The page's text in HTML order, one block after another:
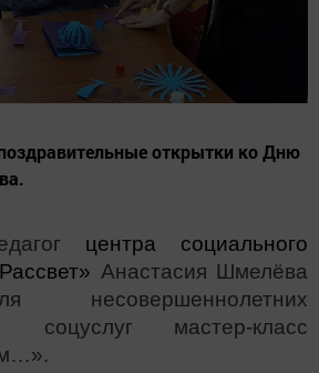
открытки ко Дню
центра социального
Анастасия Шмелёва
несовершеннолетних
мастер-класс